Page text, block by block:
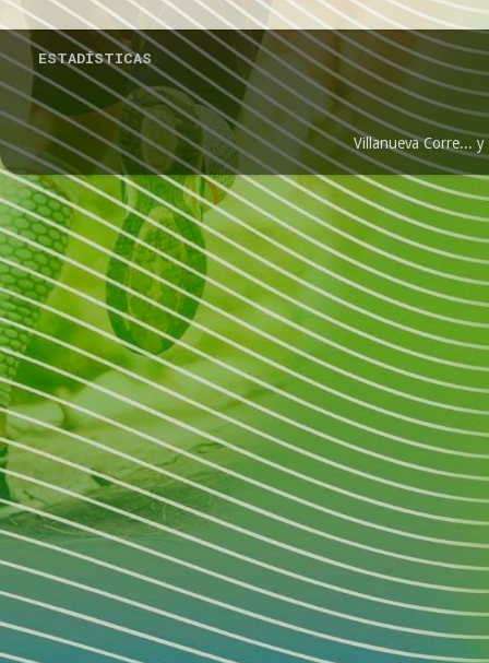
ESTADÍSTICAS
Villanueva Corre...